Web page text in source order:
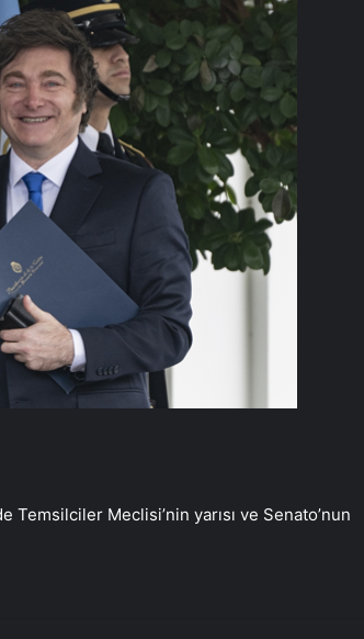
Temsilciler Meclisi’nin yarısı ve Senato’nun